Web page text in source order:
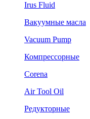
Irus Fluid
Вакуумные масла
Vacuum Pump
Компрессорные
Corena
Air Tool Oil
Редукторные